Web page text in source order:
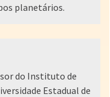
planetários.
do Instituto de
Estadual de